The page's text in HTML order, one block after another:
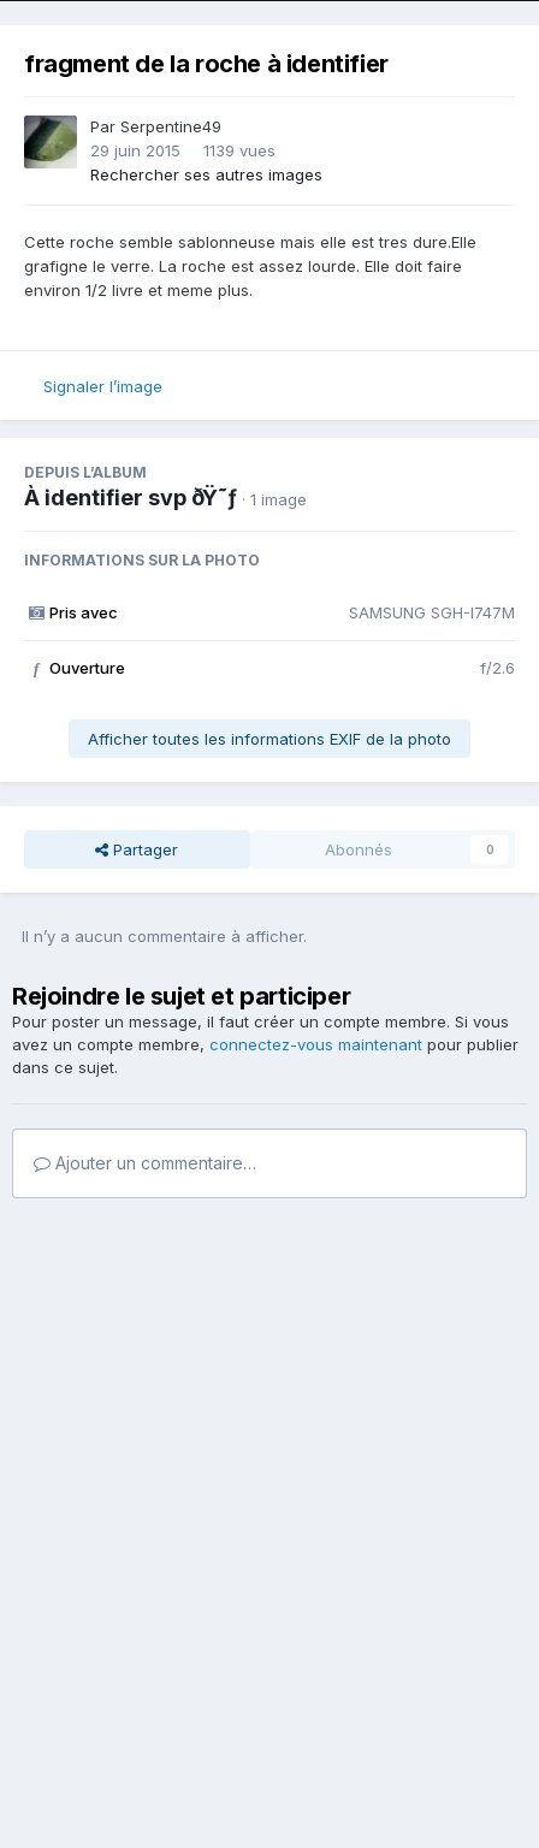
fragment de la roche à identifier
Par Serpentine49
29 juin 2015
1139 vues
Rechercher ses autres images
Cette roche semble sablonneuse mais elle est tres dure.Elle
grafigne le verre. La roche est assez lourde. Elle doit faire
environ 1/2 livre et meme plus.
Signaler l’image
DEPUIS L’ALBUM
À identifier svp ðŸ˜ƒ · 1 image
INFORMATIONS SUR LA PHOTO
Pris avec SAMSUNG SGH-I747M
f Ouverture f/2.6
Afficher toutes les informations EXIF de la photo
Partager Abonnés 0
Il n’y a aucun commentaire à afficher.
Rejoindre le sujet et participer
Pour poster un message, il faut créer un compte membre. Si vous
avez un compte membre, connectez-vous maintenant pour publier
dans ce sujet.
Ajouter un commentaire…